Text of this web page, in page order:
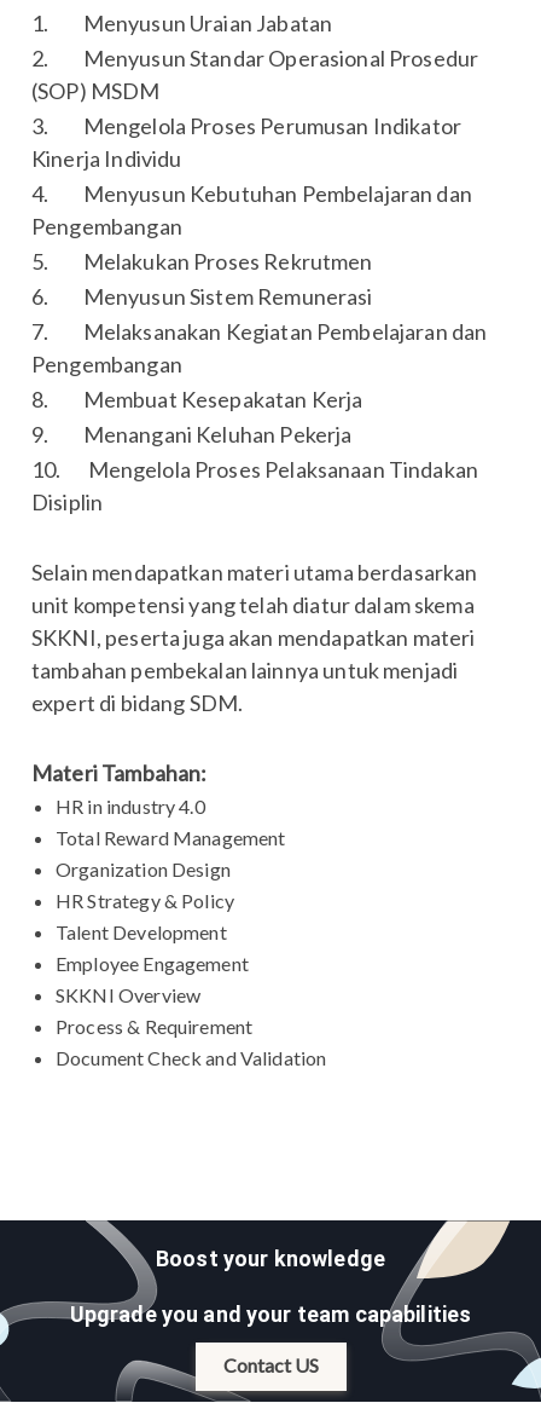
1. Menyusun Uraian Jabatan
2. Menyusun Standar Operasional Prosedur
(SOP) MSDM
3. Mengelola Proses Perumusan Indikator
Kinerja Individu
4. Menyusun Kebutuhan Pembelajaran dan
Pengembangan
5. Melakukan Proses Rekrutmen
6. Menyusun Sistem Remunerasi
7. Melaksanakan Kegiatan Pembelajaran dan
Pengembangan
8. Membuat Kesepakatan Kerja
9. Menangani Keluhan Pekerja
10. Mengelola Proses Pelaksanaan Tindakan
Disiplin
Selain mendapatkan materi utama berdasarkan
unit kompetensi yang telah diatur dalam skema
SKKNI, peserta juga akan mendapatkan materi
tambahan pembekalan lainnya untuk menjadi
expert di bidang SDM.
Materi Tambahan:
HR in industry 4.0
Total Reward Management
Organization Design
HR Strategy & Policy
Talent Development
Employee Engagement
SKKNI Overview
Process & Requirement
Document Check and Validation
Boost your knowledge
Upgrade you and your team capabilities
Contact US